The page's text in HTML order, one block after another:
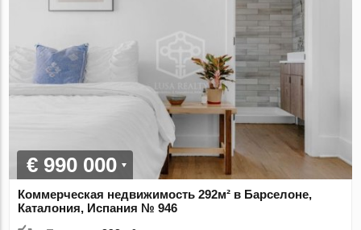
€ 990 000
Коммерческая недвижимость 292м² в Барселоне,
Каталония, Испания № 946